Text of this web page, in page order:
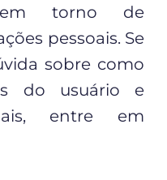
em torno de
pessoais. Se
sobre como
do usuário e
entre em